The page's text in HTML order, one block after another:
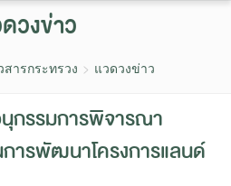
วงข่าว
ารกระทรวง แวดวงข่าว
กรรมการพิจารณา
ารพัฒนาโครงการแลนด์